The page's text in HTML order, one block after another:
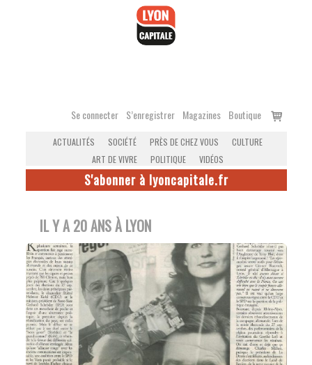
Se connecter S’enregistrer Magazines Boutique
Voir
ACTUALITÉS SOCIÉTÉ PRÈS DE CHEZ VOUS
CULTURE
ART DE VIVRE
POLITIQUE VIDÉOS
S'abonner à lyoncapitale.fr
IL Y A 20 ANS À LYON